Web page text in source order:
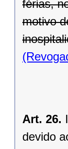
férias,
motivo
Art. 26.
devido